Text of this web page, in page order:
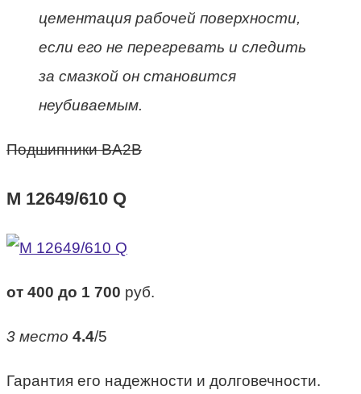
цементация рабочей поверхности,
если его не перегревать и следить
за смазкой он становится
неубиваемым.
Подшипники BA2B
M 12649/610 Q
от 400 до 1 700 руб.
3 место 4.4/5
Гарантия его надежности и долговечности.